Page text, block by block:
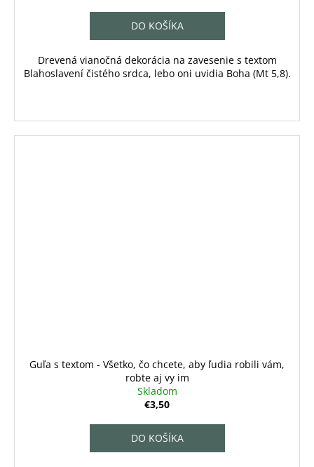
DO KOŠÍKA
Drevená vianočná dekorácia na zavesenie s textom
Blahoslavení čistého srdca, lebo oni uvidia Boha (Mt 5,8).
Guľa s textom - Všetko, čo chcete, aby ľudia robili vám,
robte aj vy im
Skladom
€3,50
DO KOŠÍKA